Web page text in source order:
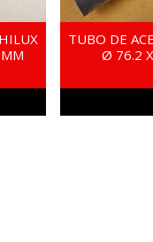
TUBO DE
Ø 76.2